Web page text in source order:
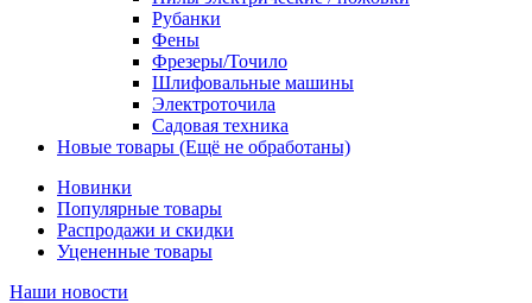
Рубанки
Фены
Фрезеры/Точило
Шлифовальные машины
Электроточила
Садовая техника
Новые товары (Ещё не обработаны)
Новинки
Популярные товары
Распродажи и скидки
Уцененные товары
Наши новости